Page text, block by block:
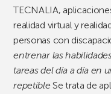
TECNALIA,
realidad virtual y
personas con
entrenar las
tareas del día a día en
repetible Se trata de